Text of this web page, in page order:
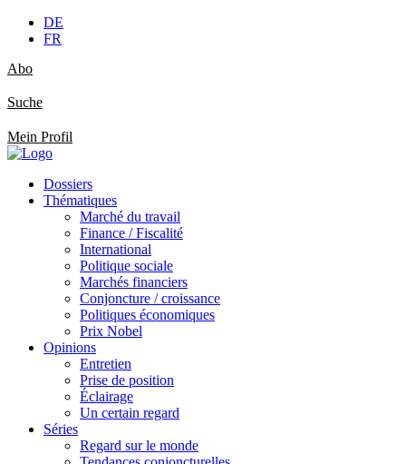
DE
FR
Abo
Suche
Mein Profil
Dossiers
Thématiques
Marché du travail
Finance / Fiscalité
International
Politique sociale
Marchés financiers
Conjoncture / croissance
Politiques économiques
Prix Nobel
Opinions
Entretien
Prise de position
Éclairage
Un certain regard
Séries
Regard sur le monde